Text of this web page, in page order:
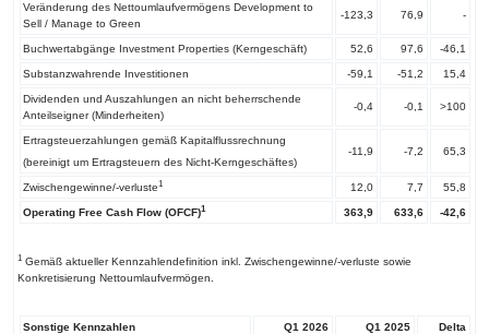
Veränderung des Nettoumlaufvermögens Development to
Sell / Manage to Green
-123,3 76,9 -
Buchwertabgänge Investment Properties (Kerngeschäft) 52,6 97,6 -46,1
Substanzwahrende Investitionen -59,1 -51,2 15,4
Dividenden und Auszahlungen an nicht beherrschende
Anteilseigner (Minderheiten)
-0,4 -0,1 >100
Ertragsteuerzahlungen gemäß Kapitalflussrechnung
(bereinigt um Ertragsteuern des Nicht-Kerngeschäftes)
-11,9 -7,2 65,3
Zwischengewinne/-verluste1 12,0 7,7 55,8
Operating Free Cash Flow (OFCF)1 363,9 633,6 -42,6
1Gemäß aktueller Kennzahlendefinition inkl. Zwischengewinne/-verluste sowie
Konkretisierung Nettoumlaufvermögen.
Sonstige Kennzahlen
Q1 2026
Q1 2025
Delta